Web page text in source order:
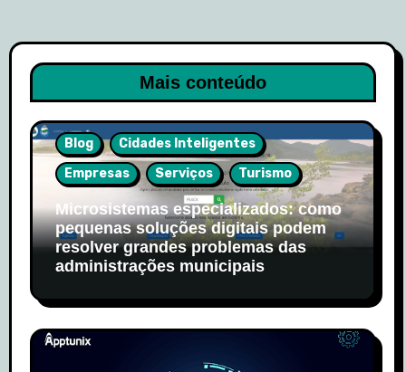
Mais conteúdo
Blog
Cidades Inteligentes
Empresas
Serviços Turismo
Microsistemas especializados: como
pequenas soluções digitais podem
resolver grandes problemas das
administrações municipais